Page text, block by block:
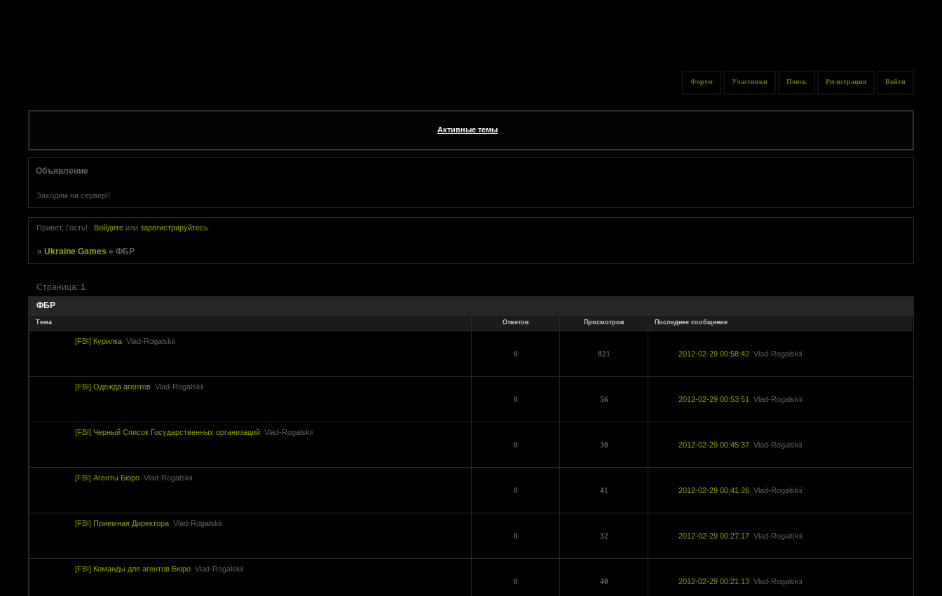
Форум Участники Поиск Регистрация Войти
Активные темы
Объявление
Заходим на сервер!!
Привет, Гость! Войдитеили зарегистрируйтесь.
»Ukraine Games »ФБР
ФБР
Страница:1
Тема Ответов Просмотров Последнее сообщение
[FBI] Курилка Vlad-Rogalskii
0
821 2012-02-29 00:58:42 Vlad-Rogalskii
[FBI] Одежда агентов Vlad-Rogalskii
0
56 2012-02-29 00:53:51 Vlad-Rogalskii
[FBI] Черный Список Государственных организаций Vlad-Rogalskii
0
30 2012-02-29 00:45:37 Vlad-Rogalskii
[FBI] Агенты Бюро Vlad-Rogalskii
0
41 2012-02-29 00:41:26 Vlad-Rogalskii
[FBI] Приемная Директора Vlad-Rogalskii
0
32 2012-02-29 00:27:17 Vlad-Rogalskii
[FBI] Команды для агентов Бюро Vlad-Rogalskii
0
40 2012-02-29 00:21:13 Vlad-Rogalskii